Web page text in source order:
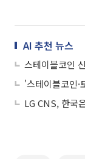
AI 추천 뉴스
스테이블코인